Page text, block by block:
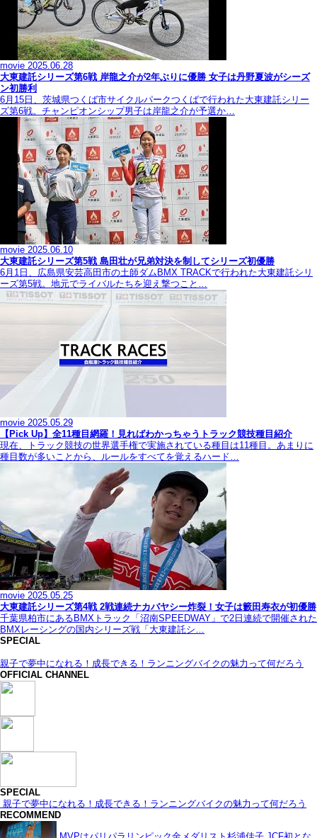
movie 2025.06.28
大東建託シリーズ第6戦 岸龍之介が2年ぶりに優勝 女子は丹野夏波がシーズ
ン初勝利
6月15日、茨城県つくば市サイクルパークつくばで行われた大東建託シリー
ズ第6戦。チャンピオンシップ男子は岸龍之介が予選か…
movie 2025.06.10
大東建託シリーズ第5戦 島田壮が兄弟対決を制してシリーズ初優勝
6月1日、広島県安芸高田市の土師ダムBMX TRACKで行われた大東建託シリ
ーズ第5戦。地元でライバルたちを迎え撃つこと…
movie 2025.05.29
【Pick Up】全11種目網羅！見ればわかっちゃうトラック競技種目紹介
現在、トラック競技の世界選手権で実施されている種目は11種目。あまりに
種目数が多いことから、ルールをすべてを覚えるハード…
movie 2025.05.25
大東建託シリーズ第4戦 2戦連続ナカバヤシー炸裂！女子は籔田寿衣が初優勝
千葉県柏市にあるBMXトラック「沼南SPEEDWAY」で2日連続で開催された
BMXレーシングの国内シリーズ戦「大東建託シ…
SPECIAL
親子で夢中になれる！成長できる！ランニングバイクの魅力って何だろう
OFFICIAL CHANNEL
SPECIAL
親子で夢中になれる！成長できる！ランニングバイクの魅力って何だろう
RECOMMEND
MVPはパリパラリンピック金メダリスト杉浦佳子 JCF初とな